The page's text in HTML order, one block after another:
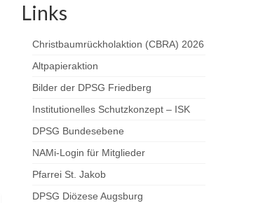
Links
Christbaumrückholaktion (CBRA) 2026
Altpapieraktion
Bilder der DPSG Friedberg
Institutionelles Schutzkonzept – ISK
DPSG Bundesebene
NAMi-Login für Mitglieder
Pfarrei St. Jakob
DPSG Diözese Augsburg